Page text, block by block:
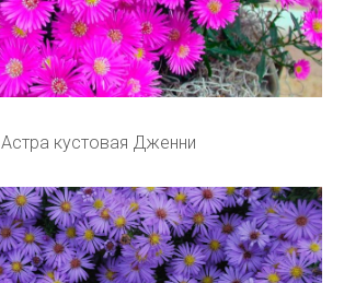
Астра кустовая Дженни